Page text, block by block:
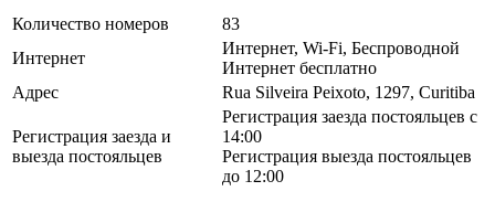
Количество номеров
83
Интернет
Интернет, Wi-Fi, Беспроводной
Интернет бесплатно
Адрес
Rua Silveira Peixoto, 1297, Curitiba
Регистрация заезда и
выезда постояльцев
Регистрация заезда постояльцев с
14:00
Регистрация выезда постояльцев
до 12:00